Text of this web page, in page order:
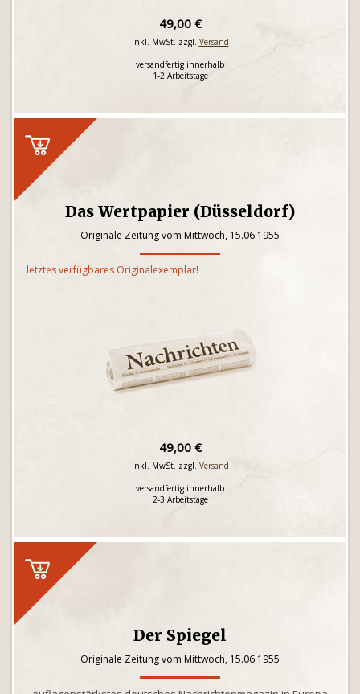
49,00 €
inkl. MwSt. zzgl. Versand
versandfertig innerhalb
1-2 Arbeitstage
Das Wertpapier (Düsseldorf)
Originale Zeitung vom Mittwoch, 15.06.1955
letztes verfügbares Originalexemplar!
49,00 €
inkl. MwSt. zzgl. Versand
versandfertig innerhalb
2-3 Arbeitstage
Der Spiegel
Originale Zeitung vom Mittwoch, 15.06.1955